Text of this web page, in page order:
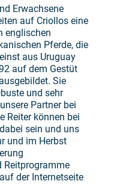
Erwachsene
auf Criollos eine
englischen
Pferde, die
aus Uruguay
auf dem Gestüt
Sie
und sehr
Partner bei
Reiter können bei
sein und uns
und im Herbst
Reitprogramme
der Internetseite